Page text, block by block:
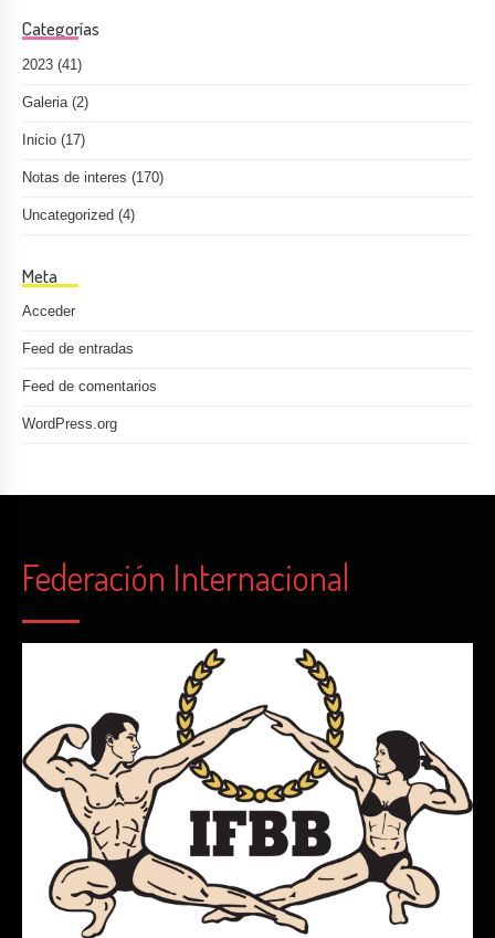
Categorías
2023 (41)
Galeria(2)
Inicio (17)
Notas de interes (170)
Uncategorized (4)
Meta
Acceder
Feed de entradas
Feed de comentarios
WordPress.org
Federación Internacional